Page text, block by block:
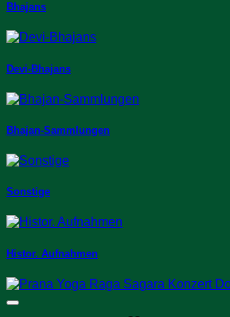
Bhajans
Devi-Bhajans
Bhajan-Sammlungen
Sonstige
Histor. Aufnahmen